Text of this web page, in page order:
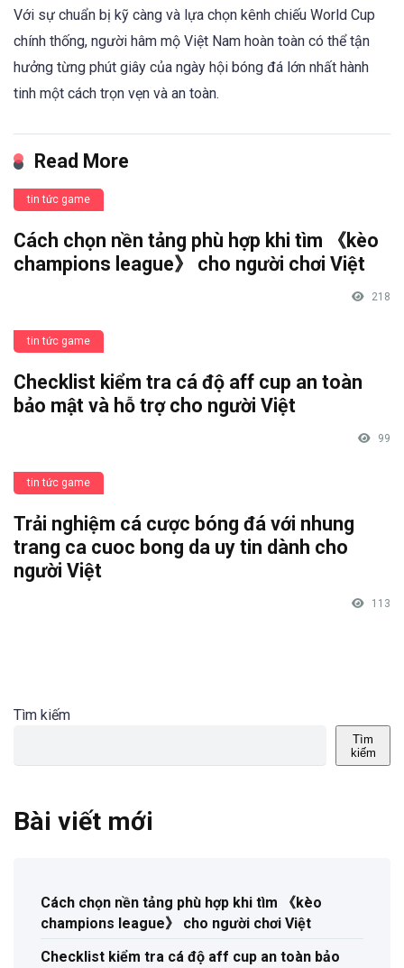
Với sự chuẩn bị kỹ càng và lựa chọn kênh chiếu World Cup
chính thống, người hâm mộ Việt Nam hoàn toàn có thể tận
hưởng từng phút giây của ngày hội bóng đá lớn nhất hành
tinh một cách trọn vẹn và an toàn.
Read More
tin tức game
Cách chọn nền tảng phù hợp khi tìm 《kèo
champions league》 cho người chơi Việt
218
tin tức game
Checklist kiểm tra cá độ aff cup an toàn
bảo mật và hỗ trợ cho người Việt
99
tin tức game
Trải nghiệm cá cược bóng đá với nhung
trang ca cuoc bong da uy tin dành cho
người Việt
113
Tìm kiếm
Tìm
kiếm
Bài viết mới
Cách chọn nền tảng phù hợp khi tìm 《kèo
champions league》 cho người chơi Việt
Checklist kiểm tra cá độ aff cup an toàn bảo